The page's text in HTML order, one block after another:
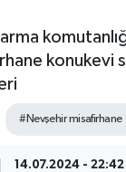
konukevi
#Nevşehir misafirhane
14.07.2024 - 22:42